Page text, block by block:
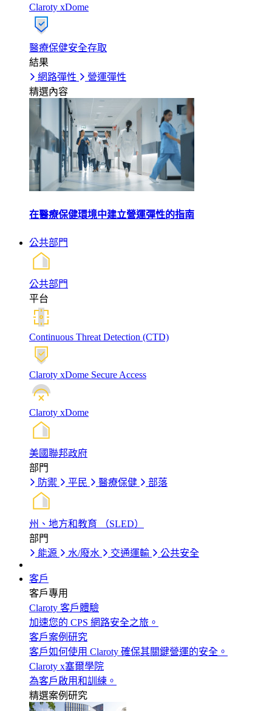
Claroty xDome
醫療保健安全存取
結果
網路彈性
營運彈性
精選內容
在醫療保健環境中建立營運彈性的指南
公共部門
公共部門
平台
Continuous Threat Detection (CTD)
Claroty xDome Secure Access
Claroty xDome
美國聯邦政府
部門
防禦
平民 醫療保健 部落
州、地方和教育 （SLED）
部門
能源
水/廢水 交通運輸 公共安全
客戶
客戶專用
Claroty 客戶體驗
加速您的 CPS 網路安全之旅。
客戶案例研究
客戶如何使用 Claroty 確保其關鍵營運的安全。
Claroty x塞爾學院
為客戶啟用和訓練。
精選案例研究